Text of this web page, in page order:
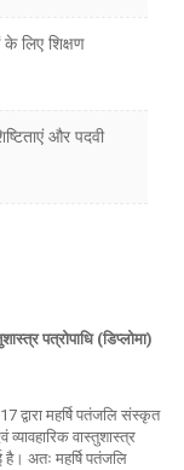
के लिए शिक्षण
और पदवी
पत्रोपाधि (डिप्लोमा)
महर्षि पतंजलि संस्कृत
व्यावहारिक वास्तुशास्त्र
है। अतः महर्षि पतंजलि